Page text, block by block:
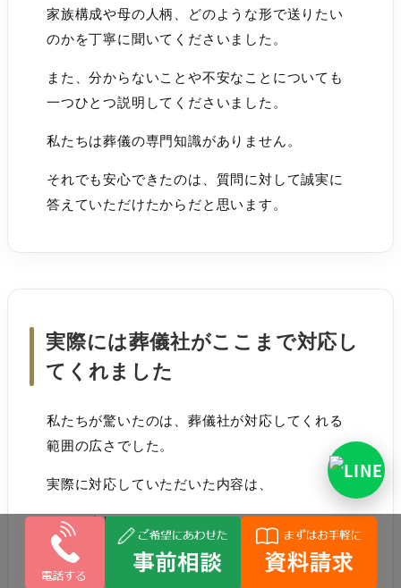
家族構成や母の人柄、どのような形で送りたい
のかを丁寧に聞いてくださいました。
また、分からないことや不安なことについても
一つひとつ説明してくださいました。
私たちは葬儀の専門知識がありません。
それでも安心できたのは、質問に対して誠実に
答えていただけたからだと思います。
実際には葬儀社がここまで対応し
てくれました
私たちが驚いたのは、葬儀社が対応してくれる
範囲の広さでした。
実際に対応していただいた内容は、
・町屋斎場の予約
・ご安置施設の予約
・寝台車の手配